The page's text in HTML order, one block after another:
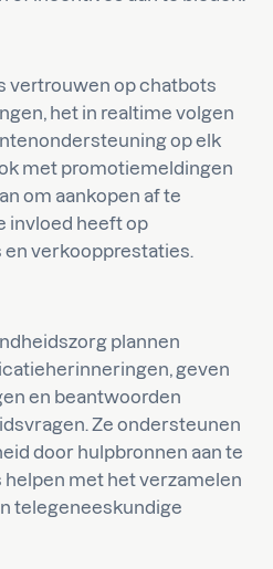
vertrouwen op chatbots
het in realtime volgen
op elk
met promotiemeldingen
om aankopen af te
invloed heeft op
verkoopprestaties.
plannen
geven
en beantwoorden
Ze ondersteunen
door hulpbronnen aan te
helpen met het verzamelen
telegeneeskundige